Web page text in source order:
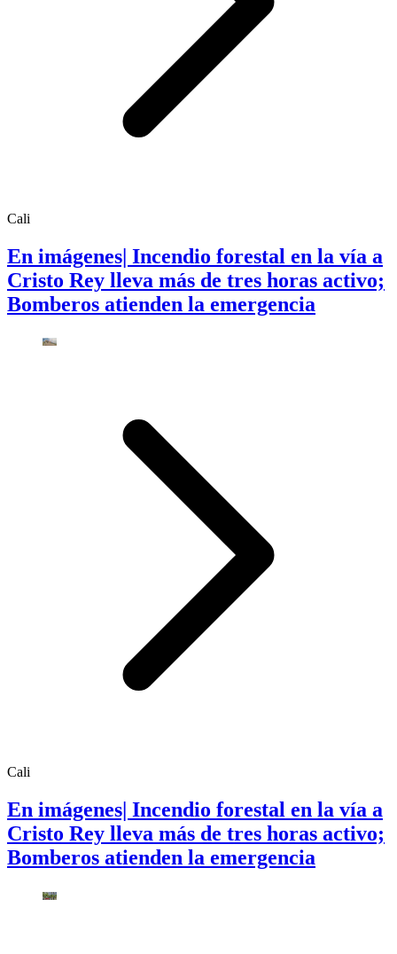
Cali
En imágenes| Incendio forestal en la vía a
Cristo Rey lleva más de tres horas activo;
Bomberos atienden la emergencia
Cali
En imágenes| Incendio forestal en la vía a
Cristo Rey lleva más de tres horas activo;
Bomberos atienden la emergencia